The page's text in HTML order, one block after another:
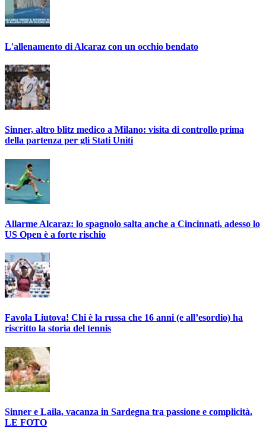
L'allenamento di Alcaraz con un occhio bendato
Sinner, altro blitz medico a Milano: visita di controllo prima
della partenza per gli Stati Uniti
Allarme Alcaraz: lo spagnolo salta anche a Cincinnati, adesso lo
US Open è a forte rischio
Favola Liutova! Chi è la russa che 16 anni (e all’esordio) ha
riscritto la storia del tennis
Sinner e Laila, vacanza in Sardegna tra passione e complicità.
LE FOTO